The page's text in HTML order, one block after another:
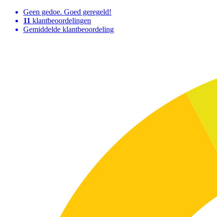
Geen gedoe. Goed geregeld!
11 klantbeoordelingen
Gemiddelde klantbeoordeling